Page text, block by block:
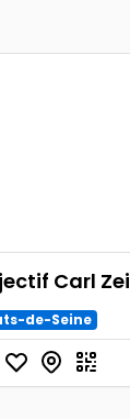
Carl
de-Seine